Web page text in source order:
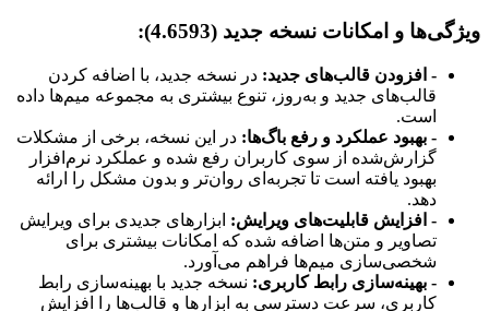
ویژگی‌ها و امکانات نسخه جدید (4.6593):
- افزودن قالب‌های جدید: در نسخه جدید، با اضافه کردن
قالب‌های جدید و به‌روز، تنوع بیشتری به مجموعه میم‌ها داده
است.
- بهبود عملکرد و رفع باگ‌ها: در این نسخه، برخی از مشکلات
گزارش‌شده از سوی کاربران رفع شده و عملکرد نرم‌افزار
بهبود یافته است تا تجربه‌ای روان‌تر و بدون مشکل را ارائه
دهد.
- افزایش قابلیت‌های ویرایش: ابزارهای جدیدی برای ویرایش
تصاویر و متن‌ها اضافه شده که امکانات بیشتری برای
شخصی‌سازی میم‌ها فراهم می‌آورد.
- بهینه‌سازی رابط کاربری: نسخه جدید با بهینه‌سازی رابط
کاربری، سرعت دسترسی به ابزارها و قالب‌ها را افزایش